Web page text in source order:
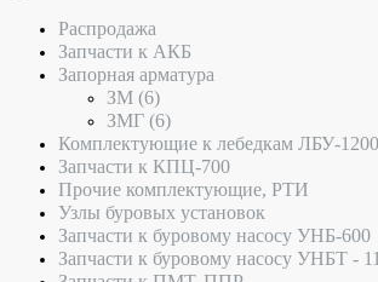
Распродажа
Запчасти к АКБ
Запорная арматура
ЗМ (6)
ЗМГ (6)
Комплектующие к лебедкам ЛБУ-
Запчасти к КПЦ-700
Прочие комплектующие, РТИ
Узлы буровых установок
Запчасти к буровому насосу УНБ-600
Запчасти к буровому насосу УНБТ -